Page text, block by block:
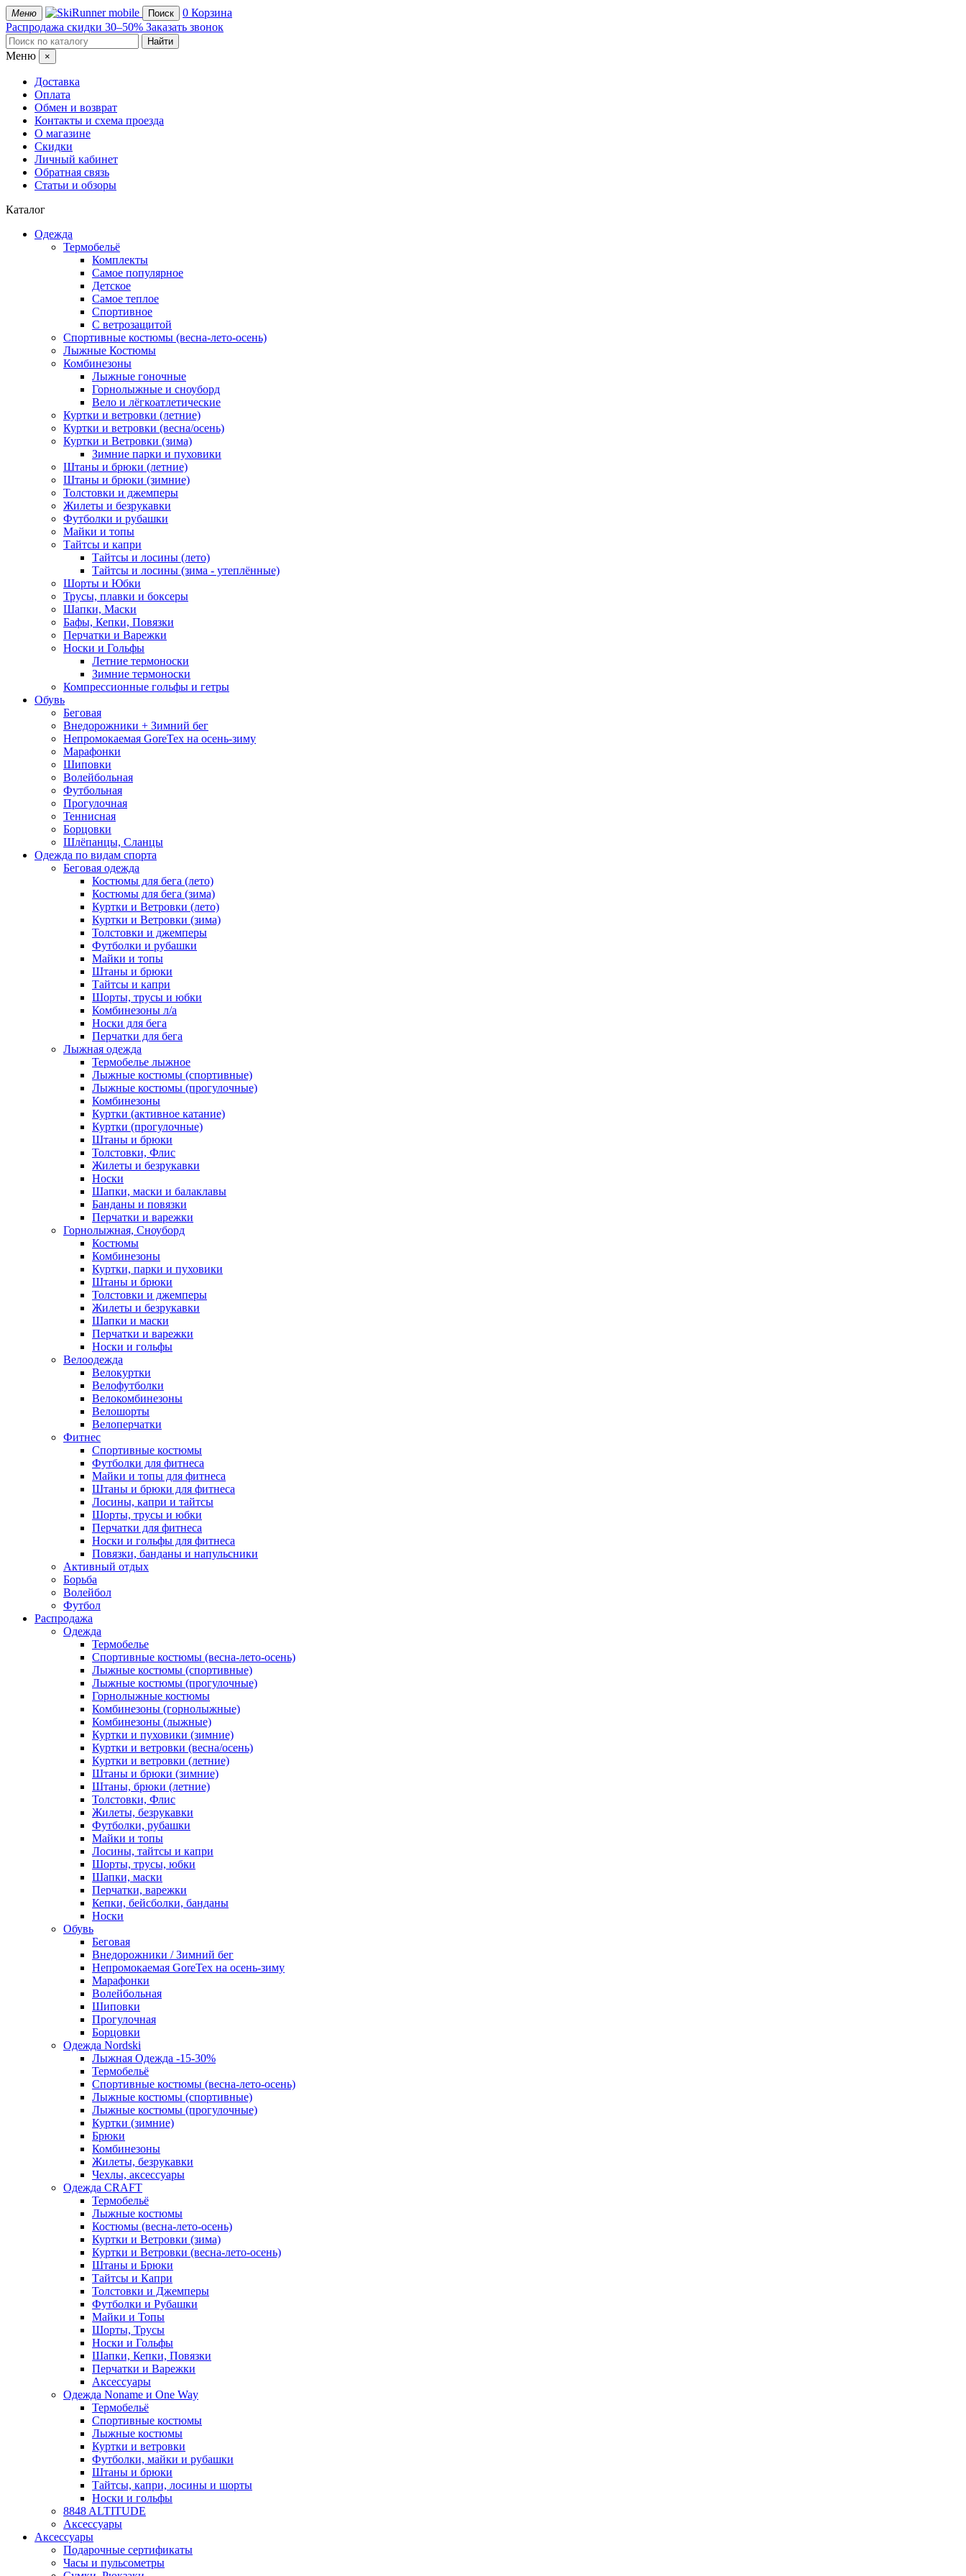
Меню mobile Поиск 0 Корзина
Распродажа скидки 30–50% Заказать звонок
Меню ×
Доставка
Оплата
Обмен и возврат
Контакты и схема проезда
О магазине
Скидки
Личный кабинет
Обратная связь
Статьи и обзоры
Каталог
Одежда
Термобельё
Комплекты
Самое популярное
Детское
Самое теплое
Спортивное
С ветрозащитой
Спортивные костюмы (весна-лето-осень)
Лыжные Костюмы
Комбинезоны
Лыжные гоночные
Горнолыжные и сноуборд
Вело и лёгкоатлетические
Куртки и ветровки (летние)
Куртки и ветровки (весна/осень)
Куртки и Ветровки (зима)
Зимние парки и пуховики
Штаны и брюки (летние)
Штаны и брюки (зимние)
Толстовки и джемперы
Жилеты и безрукавки
Футболки и рубашки
Майки и топы
Тайтсы и капри
Тайтсы и лосины (лето)
Тайтсы и лосины (зима - утеплённые)
Шорты и Юбки
Трусы, плавки и боксеры
Шапки, Маски
Бафы, Кепки, Повязки
Перчатки и Варежки
Носки и Гольфы
Летние термоноски
Зимние термоноски
Компрессионные гольфы и гетры
Обувь
Беговая
Внедорожники + Зимний бег
Непромокаемая GoreTex на осень-зиму
Марафонки
Шиповки
Волейбольная
Футбольная
Прогулочная
Теннисная
Борцовки
Шлёпанцы, Сланцы
Одежда по видам спорта
Беговая одежда
Костюмы для бега (лето)
Костюмы для бега (зима)
Куртки и Ветровки (лето)
Куртки и Ветровки (зима)
Толстовки и джемперы
Футболки и рубашки
Майки и топы
Штаны и брюки
Тайтсы и капри
Шорты, трусы и юбки
Комбинезоны л/а
Носки для бега
Перчатки для бега
Лыжная одежда
Термобелье лыжное
Лыжные костюмы (спортивные)
Лыжные костюмы (прогулочные)
Комбинезоны
Куртки (активное катание)
Куртки (прогулочные)
Штаны и брюки
Толстовки, Флис
Жилеты и безрукавки
Носки
Шапки, маски и балаклавы
Банданы и повязки
Перчатки и варежки
Горнолыжная, Сноуборд
Костюмы
Комбинезоны
Куртки, парки и пуховики
Штаны и брюки
Толстовки и джемперы
Жилеты и безрукавки
Шапки и маски
Перчатки и варежки
Носки и гольфы
Велоодежда
Велокуртки
Велофутболки
Велокомбинезоны
Велошорты
Велоперчатки
Фитнес
Спортивные костюмы
Футболки для фитнеса
Майки и топы для фитнеса
Штаны и брюки для фитнеса
Лосины, капри и тайтсы
Шорты, трусы и юбки
Перчатки для фитнеса
Носки и гольфы для фитнеса
Повязки, банданы и напульсники
Активный отдых
Борьба
Волейбол
Футбол
Распродажа
Одежда
Термобелье
Спортивные костюмы (весна-лето-осень)
Лыжные костюмы (спортивные)
Лыжные костюмы (прогулочные)
Горнолыжные костюмы
Комбинезоны (горнолыжные)
Комбинезоны (лыжные)
Куртки и пуховики (зимние)
Куртки и ветровки (весна/осень)
Куртки и ветровки (летние)
Штаны и брюки (зимние)
Штаны, брюки (летние)
Толстовки, Флис
Жилеты, безрукавки
Футболки, рубашки
Майки и топы
Лосины, тайтсы и капри
Шорты, трусы, юбки
Шапки, маски
Перчатки, варежки
Кепки, бейсболки, банданы
Носки
Обувь
Беговая
Внедорожники / Зимний бег
Непромокаемая GoreTex на осень-зиму
Марафонки
Волейбольная
Шиповки
Прогулочная
Борцовки
Одежда Nordski
Лыжная Одежда -15-30%
Термобельё
Спортивные костюмы (весна-лето-осень)
Лыжные костюмы (спортивные)
Лыжные костюмы (прогулочные)
Куртки (зимние)
Брюки
Комбинезоны
Жилеты, безрукавки
Чехлы, аксессуары
Одежда CRAFT
Термобельё
Лыжные костюмы
Костюмы (весна-лето-осень)
Куртки и Ветровки (зима)
Куртки и Ветровки (весна-лето-осень)
Штаны и Брюки
Тайтсы и Капри
Толстовки и Джемперы
Футболки и Рубашки
Майки и Топы
Шорты, Трусы
Носки и Гольфы
Шапки, Кепки, Повязки
Перчатки и Варежки
Аксессуары
Одежда Noname и One Way
Термобельё
Спортивные костюмы
Лыжные костюмы
Куртки и ветровки
Футболки, майки и рубашки
Штаны и брюки
Тайтсы, капри, лосины и шорты
Носки и гольфы
8848 ALTITUDE
Аксессуары
Аксессуары
Подарочные сертификаты
Часы и пульсометры